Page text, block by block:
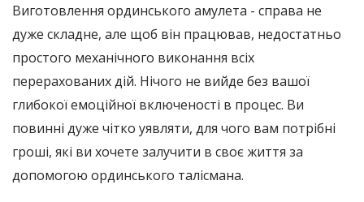
Виготовлення ординського амулета - справа не
дуже складне, але щоб він працював, недостатньо
простого механічного виконання всіх
перерахованих дій. Нічого не вийде без вашої
глибокої емоційної включеності в процес. Ви
повинні дуже чітко уявляти, для чого вам потрібні
гроші, які ви хочете залучити в своє життя за
допомогою ординського талісмана.